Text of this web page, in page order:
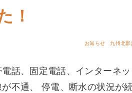
！
お知らせ 九州北部
電話、固定電話、インターネ
が不通、 停電、断水の状況が